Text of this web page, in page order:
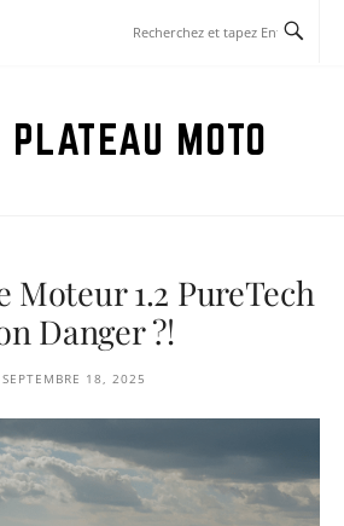
MOTO
Moteur 1.2 PureTech
Danger ?!
SEPTEMBRE 18, 2025